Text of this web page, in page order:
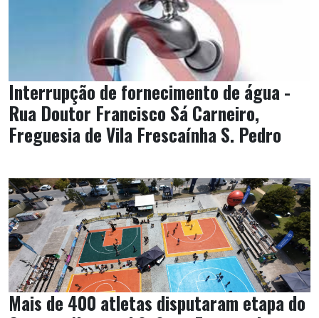
Interrupção de fornecimento de água -
Rua Doutor Francisco Sá Carneiro,
Freguesia de Vila Frescaínha S. Pedro
Mais de 400 atletas disputaram etapa do